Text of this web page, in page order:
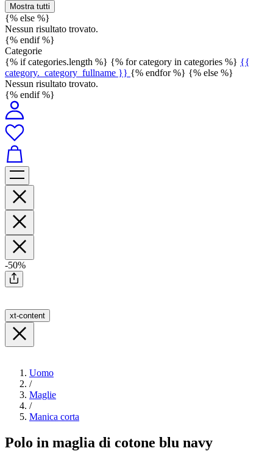
Mostra tutti
{% else %}
Nessun risultato trovato.
{% endif %}
Categorie
{% if categories.length %} {% for category in categories %} {{
category._category_fullname }} {% endfor %} {% else %}
Nessun risultato trovato.
{% endif %}
-50%
xt-content
Uomo
/
Maglie
/
Manica corta
Polo in maglia di cotone blu navy